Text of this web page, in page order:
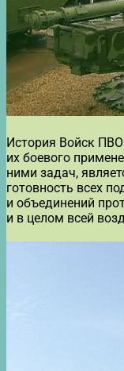
История Войск ПВО
их боевого
ними задач,
готовность всех
и объединений
и в целом всей